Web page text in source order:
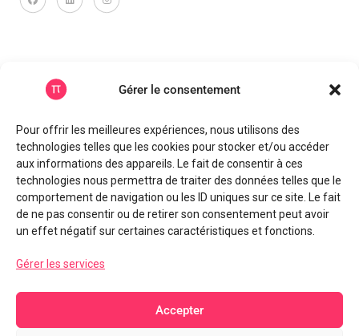
Gérer le consentement
Pour offrir les meilleures expériences, nous utilisons des
technologies telles que les cookies pour stocker et/ou accéder
aux informations des appareils. Le fait de consentir à ces
technologies nous permettra de traiter des données telles que le
comportement de navigation ou les ID uniques sur ce site. Le fait
de ne pas consentir ou de retirer son consentement peut avoir
un effet négatif sur certaines caractéristiques et fonctions.
Gérer les services
Accepter
Navigation rapide
Nos services
A propos
Nous contacter
générales pour les achats fournisseurs